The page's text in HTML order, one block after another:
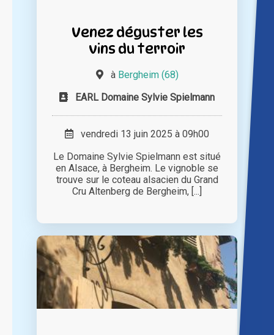
Venez déguster les
vins du terroir
à Bergheim (68)
EARL Domaine Sylvie Spielmann
vendredi 13 juin 2025 à 09h00
Le Domaine Sylvie Spielmann est situé
en Alsace, à Bergheim. Le vignoble se
trouve sur le coteau alsacien du Grand
Cru Altenberg de Bergheim, [...]